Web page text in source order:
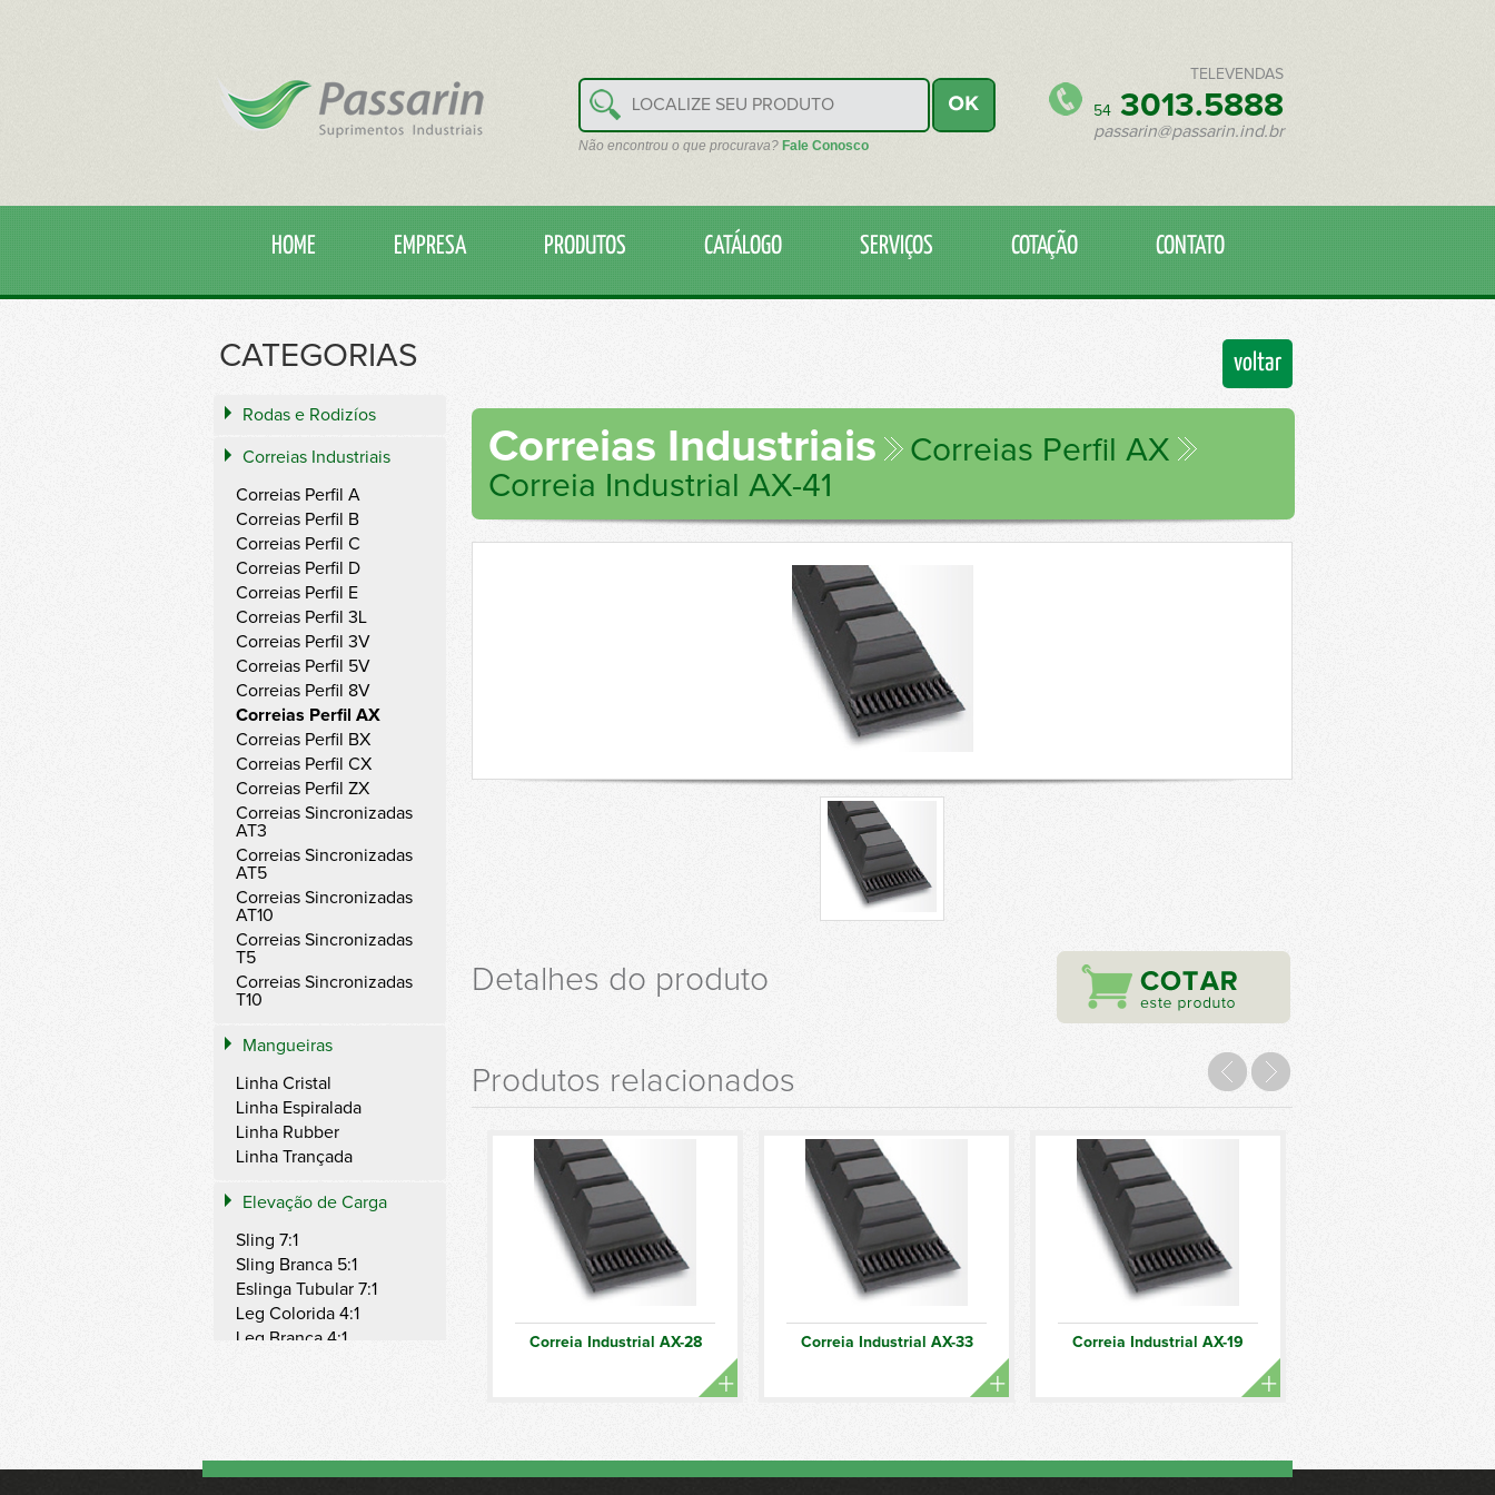
Não encontrou o que procurava? Fale Conosco
TELEVENDAS
54 3013.5888
passarin@passarin.ind.br
HOME EMPRESA PRODUTOS CATÁLOGO SERVIÇOS COTAÇÃO CONTATO
CATEGORIAS
Rodas e Rodizíos
Correias Industriais
Correias Perfil A
Correias Perfil B
Correias Perfil C
Correias Perfil D
Correias Perfil E
Correias Perfil 3L
Correias Perfil 3V
Correias Perfil 5V
Correias Perfil 8V
Correias Perfil AX
Correias Perfil BX
Correias Perfil CX
Correias Perfil ZX
Correias Sincronizadas
AT3
Correias Sincronizadas
AT5
Correias Sincronizadas
AT10
Correias Sincronizadas
T5
Correias Sincronizadas
T10
Mangueiras
Linha Cristal
Linha Espiralada
Linha Rubber
Linha Trançada
Elevação de Carga
Sling 7:1
Sling Branca 5:1
Eslinga Tubular 7:1
Leg Colorida 4:1
Leg Branca 4:1
Amarração de Carga
voltar
Correias Industriais
Correias Perfil AX
Correia Industrial AX-41
Detalhes do produto
Produtos relacionados
Correia Industrial AX-28 Correia Industrial AX-33 Correia Industrial AX-19